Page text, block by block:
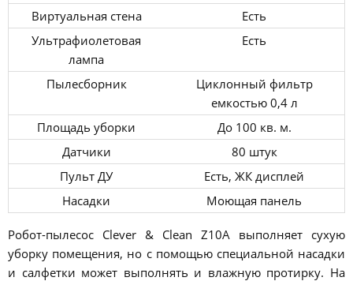
Виртуальная стена
Есть
Ультрафиолетовая
лампа
Есть
Пылесборник
Циклонный фильтр
емкостью 0,4 л
Площадь уборки
До 100 кв. м.
Датчики
80 штук
Пульт ДУ
Есть, ЖК дисплей
Насадки
Моющая панель
Робот-пылесос Clever & Clean Z10A выполняет сухую
уборку помещения, но с помощью специальной насадки
и салфетки может выполнять и влажную протирку. На